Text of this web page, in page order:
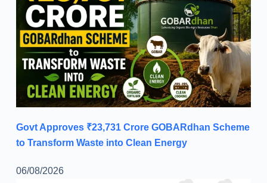
Govt Approves ₹23,731 Crore GOBARdhan Scheme
to Transform Waste into Clean Energy
06/08/2026